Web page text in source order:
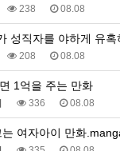
238 08.08
성직자를 야하게 유혹
208 08.08
1억을 주는 만화
336 08.08
여자아이 만화